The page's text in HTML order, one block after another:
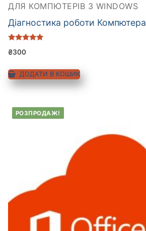
ДЛЯ КОМПЮТЕРІВ З WINDOWS
Діагностика роботи Компютера
5.00
₴300
ДОДАТИ В КОШИК
РОЗПРОДАЖ!